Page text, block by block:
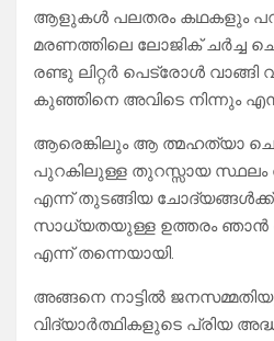
ആളുകൾ പലതരം കഥകളും
മരണത്തിലെ ലോജിക് ചർച്ച
രണ്ടു ലിറ്റർ പെട്രോൾ വാങ്ങി
കുഞ്ഞിനെ അവിടെ നിന്നും
ആരെങ്കിലും ആ ത്മഹത്യാ
പുറകിലുള്ള തുറസ്സായ സ്ഥലം
എന്ന് തുടങ്ങിയ ചോദ്യങ്ങൾക്ക്
സാധ്യതയുള്ള ഉത്തരം
എന്ന് തന്നെയായി.
അങ്ങനെ നാട്ടിൽ
വിദ്യാർത്ഥികളുടെ പ്രിയ